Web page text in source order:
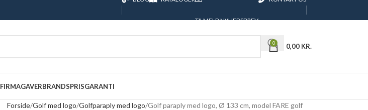
TILMELD NYHEDSBREV
0 0,00 KR.
FIRMAGAVERBRANDSPRISGARANTI
Forside Golf med logo Golfparaply med logo Golf paraply med logo, Ø 133 cm, model FARE golf